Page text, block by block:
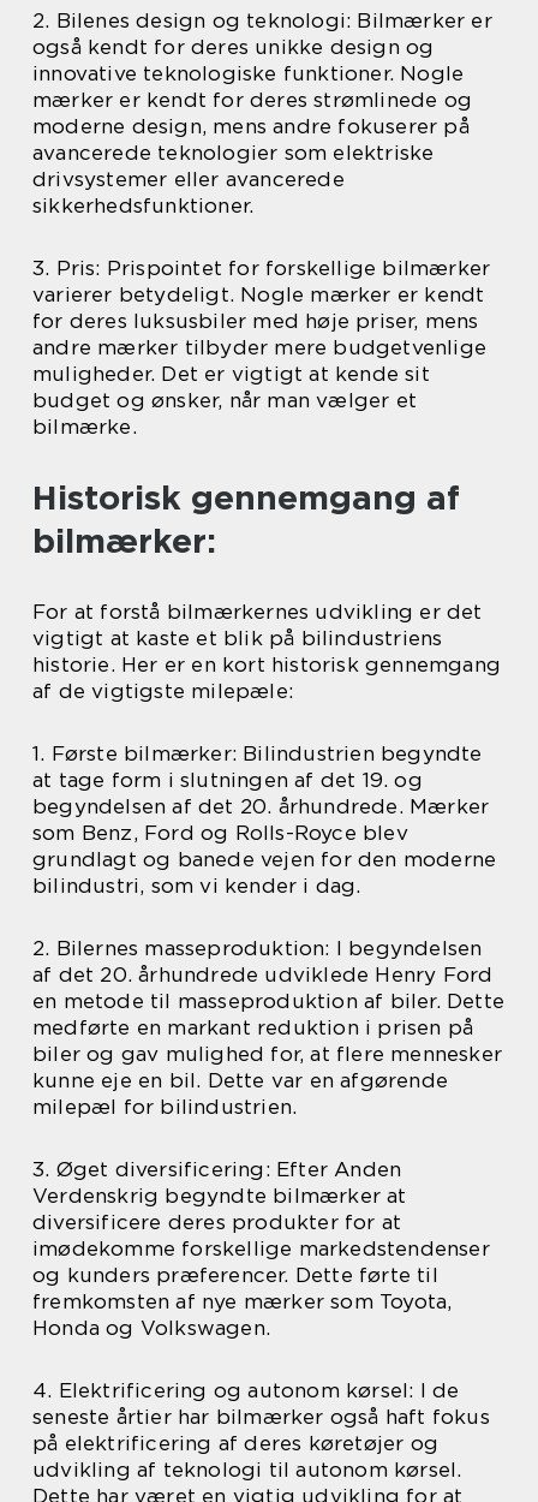
2. Bilenes design og teknologi: Bilmærker er
også kendt for deres unikke design og
innovative teknologiske funktioner. Nogle
mærker er kendt for deres strømlinede og
moderne design, mens andre fokuserer på
avancerede teknologier som elektriske
drivsystemer eller avancerede
sikkerhedsfunktioner.
3. Pris: Prispointet for forskellige bilmærker
varierer betydeligt. Nogle mærker er kendt
for deres luksusbiler med høje priser, mens
andre mærker tilbyder mere budgetvenlige
muligheder. Det er vigtigt at kende sit
budget og ønsker, når man vælger et
bilmærke.
Historisk gennemgang af
bilmærker:
For at forstå bilmærkernes udvikling er det
vigtigt at kaste et blik på bilindustriens
historie. Her er en kort historisk gennemgang
af de vigtigste milepæle:
1. Første bilmærker: Bilindustrien begyndte
at tage form i slutningen af det 19. og
begyndelsen af det 20. århundrede. Mærker
som Benz, Ford og Rolls-Royce blev
grundlagt og banede vejen for den moderne
bilindustri, som vi kender i dag.
2. Bilernes masseproduktion: I begyndelsen
af det 20. århundrede udviklede Henry Ford
en metode til masseproduktion af biler. Dette
medførte en markant reduktion i prisen på
biler og gav mulighed for, at flere mennesker
kunne eje en bil. Dette var en afgørende
milepæl for bilindustrien.
3. Øget diversificering: Efter Anden
Verdenskrig begyndte bilmærker at
diversificere deres produkter for at
imødekomme forskellige markedstendenser
og kunders præferencer. Dette førte til
fremkomsten af nye mærker som Toyota,
Honda og Volkswagen.
4. Elektrificering og autonom kørsel: I de
seneste årtier har bilmærker også haft fokus
på elektrificering af deres køretøjer og
udvikling af teknologi til autonom kørsel.
Dette har været en vigtig udvikling for at